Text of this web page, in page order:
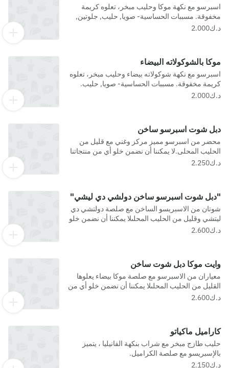
اسبرسو مع نكهة موكا وحليب مبخر، تعلوه كريمة
مخفوقة. مسببات الحساسية- صويا, حليب, جلوتين,
جوز عين الجمل, مكسرات
موكا بالشوكولاته البيضاء
اسبرسو مع نكهة شوكولاته بيضاء وحليب مبخر، تعلوه
كريمة مخفوقة. مسببات الحساسية- صويا, حليب.
مسببات الحساسية- صويا, حليب, جلوتين, جوز عين
دبل شوت اسبرسو ساخن
محضر من اسبرسو مميز مركز وغني مع قليل من
الحليب المحلى.لا يمكننا أن نضمن خلو أي من منتجاتنا
من المواد المسببة للحساسية.
"دبل شوت اسبرسو ساخن دولشي دي ليشي"
شوتان من الاسبريسو الساخن مع صلصة دولتشي دي
ليتشي وقليل من الحليب المحلىلا يمكننا أن نضمن خلو
أي من منتجاتنا من المواد المسببة للحساسية.
وايت موكا دبل شوت ساخن
معياران من الاسبرسو مع صلصة موكا بيضاء يعلوها
القليل من الحليب المحلىلا يمكننا أن نضمن خلو أي من
منتجاتنا من المواد المسببة للحساسية.
كاراميل ماكياتو
حليب طازج مبخر مع شراب بنكهة الفانيليا ، يتميز
بالإسبريسو مع صلصة الكراميل.